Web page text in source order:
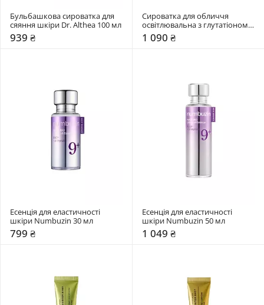
Бульбашкова сироватка для
сяяння шкіри Dr. Althea 100 мл
939 ₴
Сироватка для обличчя
освітлювальна з глутатіоном
та NMN Dr. Ceuracle 30 мл
1 090 ₴
Есенція для еластичності
шкіри Numbuzin 30 мл
799 ₴
Есенція для еластичності
шкіри Numbuzin 50 мл
1 049 ₴